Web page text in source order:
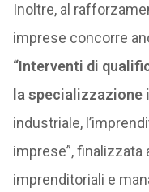
Inoltre, al
imprese concorre
“Interventi di
la
industriale,
imprese”,
imprenditoriali e